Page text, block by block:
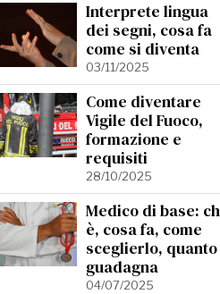
Interprete lingua
dei segni, cosa fa
come si diventa
03/11/2025
Come diventare
Vigile del Fuoco,
formazione e
requisiti
28/10/2025
Medico di base:
è, cosa fa, come
sceglierlo, quanto
guadagna
04/07/2025